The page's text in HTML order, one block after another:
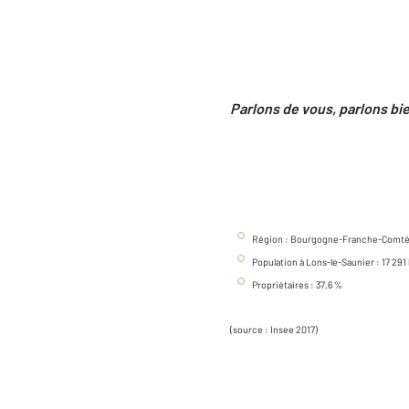
Parlons de vous, parlons
Région : Bourgogne-Franche-Comté
Population à Lons-le-Saunier : 17
Propriétaires : 37,6 %
(source : Insee 2017)